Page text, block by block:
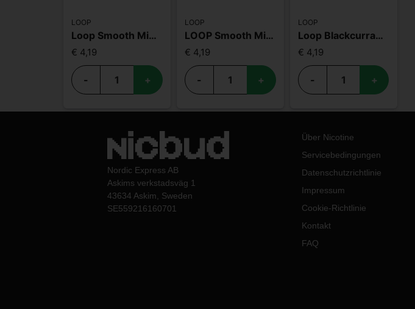
LOOP
Loop Smooth Mint Mini Hyper
€ 4,19
- +
LOOP
LOOP Smooth Mint Mini Xtended
€ 4,19
- +
LOOP
Loop Blackcurrant Strong
€ 4,19
- +
Nordic Express AB
Askims verkstadsväg 1
43634 Askim, Sweden
SE559216160701
Über Nicotine
Servicebedingungen
Datenschutzrichtlinie
Impressum
Cookie-Richtlinie
Kontakt
FAQ